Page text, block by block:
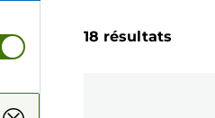
18 résultats